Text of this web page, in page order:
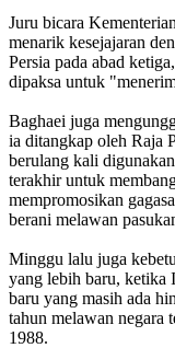
Juru bicara
menarik kesejajaran
Persia pada abad
dipaksa untuk
Baghaei juga
ia ditangkap oleh Raja
berulang kali
terakhir untuk
mempromosikan
berani melawan
Minggu lalu juga
yang lebih baru, ketika
baru yang masih ada
tahun melawan negara
1988.